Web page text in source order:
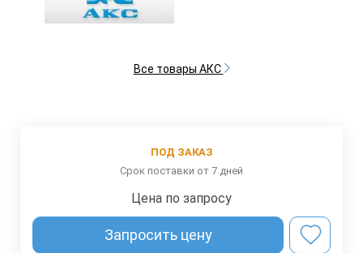
Все товары АКС
ПОД ЗАКАЗ
Срок поставки от 7 дней
Цена по запросу
Запросить цену